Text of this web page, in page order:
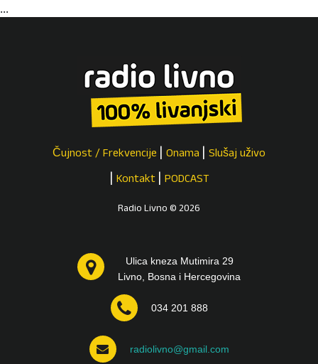
...
Čujnost / Frekvencije Onama Slušaj uživo
Kontakt PODCAST
Radio Livno © 2026
Ulica kneza Mutimira 29
Livno, Bosna i Hercegovina
034 201 888
radiolivno@gmail.com